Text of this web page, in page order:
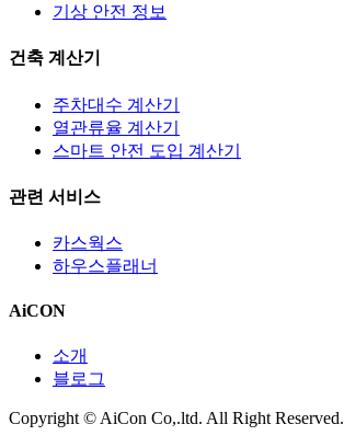
기상 안전 정보
건축 계산기
주차대수 계산기
열관류율 계산기
스마트 안전 도입 계산기
관련 서비스
카스웍스
하우스플래너
AiCON
소개
블로그
Copyright © AiCon Co,.ltd. All Right Reserved.